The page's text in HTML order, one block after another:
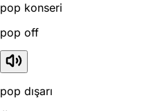
pop konseri
pop off
pop dışarı